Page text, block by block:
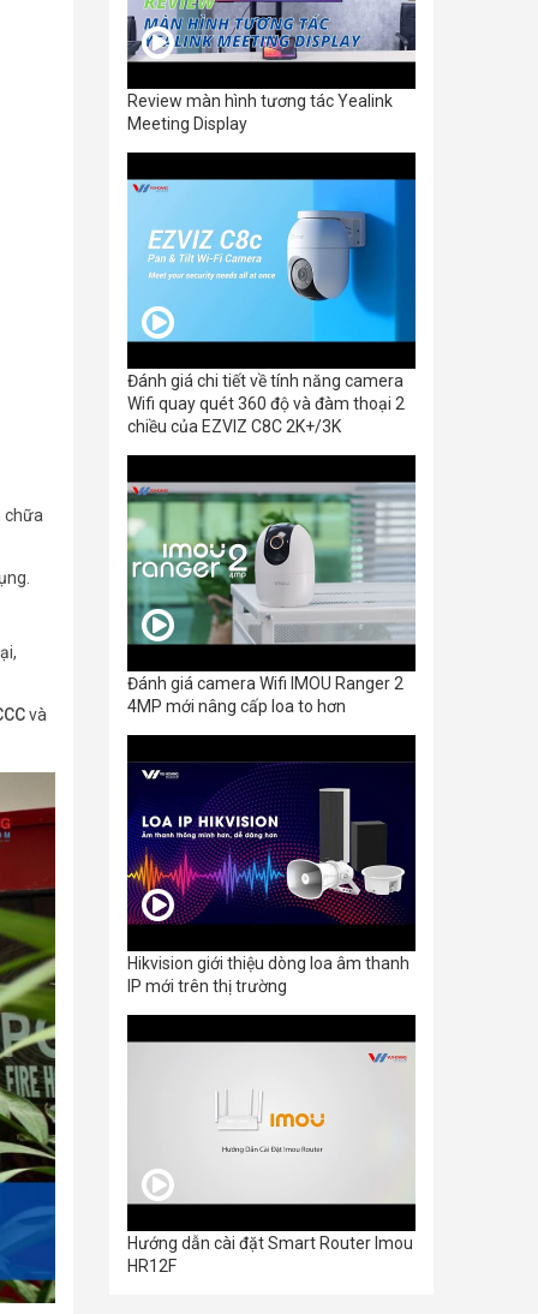
chữa
và
Review màn hình tương tác Yealink
Meeting Display
Đánh giá chi tiết về tính năng camera
Wifi quay quét 360 độ và đàm thoại 2
chiều của EZVIZ C8C 2K+/3K
Đánh giá camera Wifi IMOU Ranger 2
4MP mới nâng cấp loa to hơn
Hikvision giới thiệu dòng loa âm thanh
IP mới trên thị trường
Hướng dẫn cài đặt Smart Router Imou
HR12F